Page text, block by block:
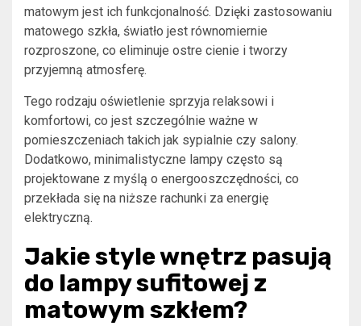
matowym jest ich funkcjonalność. Dzięki zastosowaniu
matowego szkła, światło jest równomiernie
rozproszone, co eliminuje ostre cienie i tworzy
przyjemną atmosferę.
Tego rodzaju oświetlenie sprzyja relaksowi i
komfortowi, co jest szczególnie ważne w
pomieszczeniach takich jak sypialnie czy salony.
Dodatkowo, minimalistyczne lampy często są
projektowane z myślą o energooszczędności, co
przekłada się na niższe rachunki za energię
elektryczną.
Jakie style wnętrz pasują
do lampy sufitowej z
matowym szkłem?